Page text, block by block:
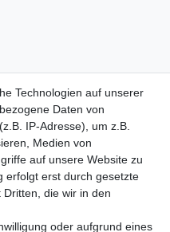
Technologien auf unserer
Daten von
IP-Adresse), um z.B.
Medien von
auf unsere Website zu
erfolgt erst durch gesetzte
die wir in den
oder aufgrund eines